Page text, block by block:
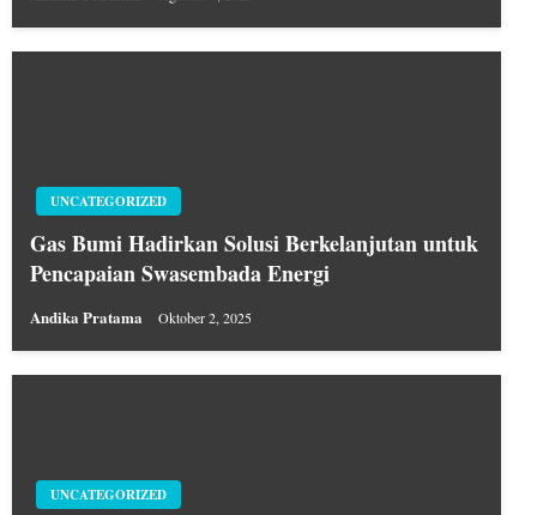
UNCATEGORIZED
Gas Bumi Hadirkan Solusi Berkelanjutan untuk
Pencapaian Swasembada Energi
Andika Pratama Oktober 2, 2025
UNCATEGORIZED